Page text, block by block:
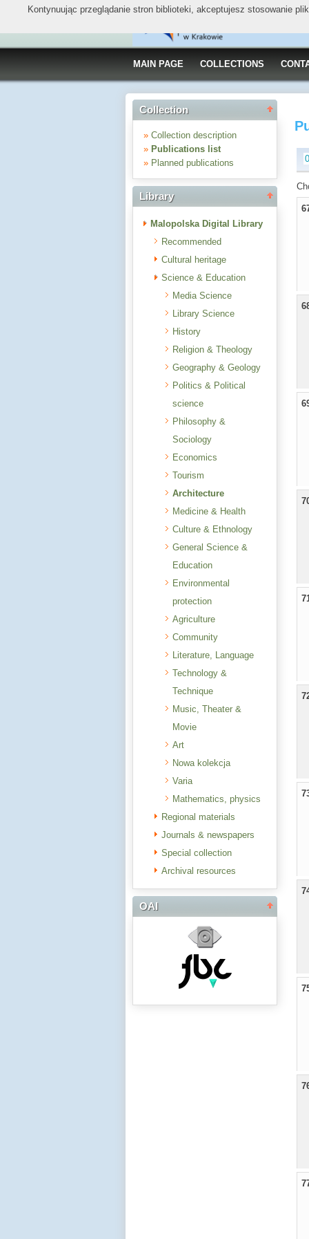
MAIN PAGE COLLECTIONS
Collection
» Collection description
» Publications list
» Planned publications
Library
Malopolska Digital Library
Recommended
Cultural heritage
Science & Education
Media Science
Library Science
History
Religion & Theology
Geography & Geology
Politics & Political
science
Philosophy &
Sociology
Economics
Tourism
Architecture
Medicine & Health
Culture & Ethnology
General Science &
Education
Environmental
protection
Agriculture
Community
Literature, Language
Technology &
Technique
Music, Theater &
Movie
Art
Nowa kolekcja
Varia
Mathematics, physics
Regional materials
Journals & newspapers
Special collection
Archival resources
OAI
Kontynuując przeglądanie stron biblioteki, akceptujesz stosowanie